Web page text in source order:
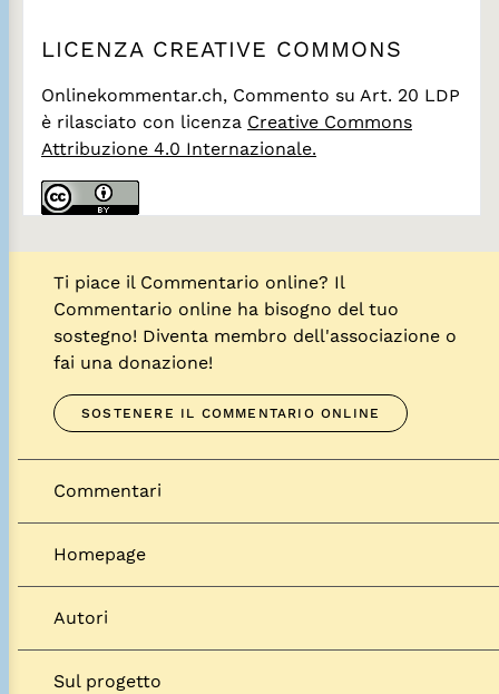
LICENZA CREATIVE COMMONS
Onlinekommentar.ch, Commento su Art. 20 LDP
è rilasciato con licenza Creative Commons
Attribuzione 4.0 Internazionale.
Ti piace il Commentario online? Il
Commentario online ha bisogno del tuo
sostegno! Diventa membro dell'associazione o
fai una donazione!
SOSTENERE IL COMMENTARIO ONLINE
Commentari
Homepage
Autori
Sul progetto